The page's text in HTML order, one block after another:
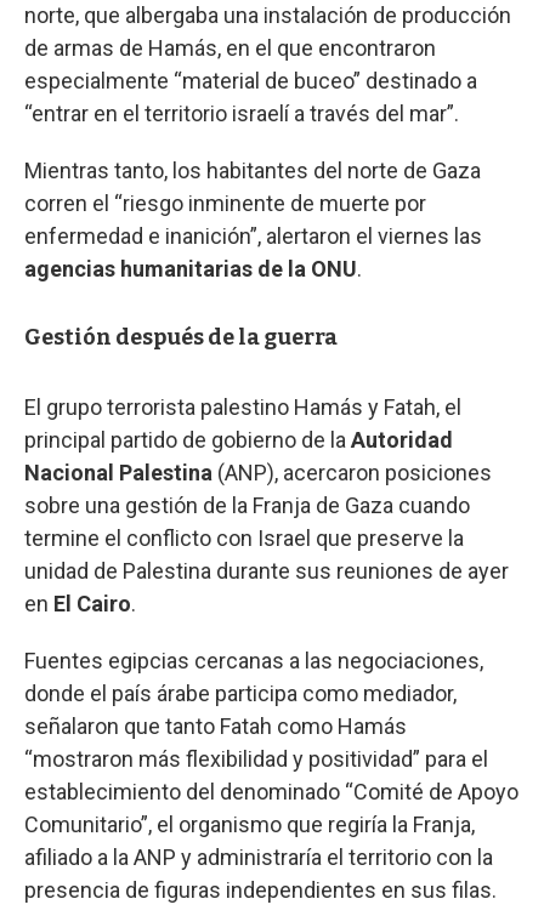
norte, que albergaba una instalación de producción
de armas de Hamás, en el que encontraron
especialmente “material de buceo” destinado a
“entrar en el territorio israelí a través del mar”.
Mientras tanto, los habitantes del norte de Gaza
corren el “riesgo inminente de muerte por
enfermedad e inanición”, alertaron el viernes las
agencias humanitarias de la ONU.
Gestión después de la guerra
El grupo terrorista palestino Hamás y Fatah, el
principal partido de gobierno de la Autoridad
Nacional Palestina (ANP), acercaron posiciones
sobre una gestión de la Franja de Gaza cuando
termine el conflicto con Israel que preserve la
unidad de Palestina durante sus reuniones de ayer
en El Cairo.
Fuentes egipcias cercanas a las negociaciones,
donde el país árabe participa como mediador,
señalaron que tanto Fatah como Hamás
“mostraron más flexibilidad y positividad” para el
establecimiento del denominado “Comité de Apoyo
Comunitario”, el organismo que regiría la Franja,
afiliado a la ANP y administraría el territorio con la
presencia de figuras independientes en sus filas.